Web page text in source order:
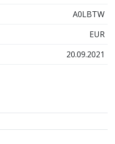
A0LBTW
EUR
20.09.2021